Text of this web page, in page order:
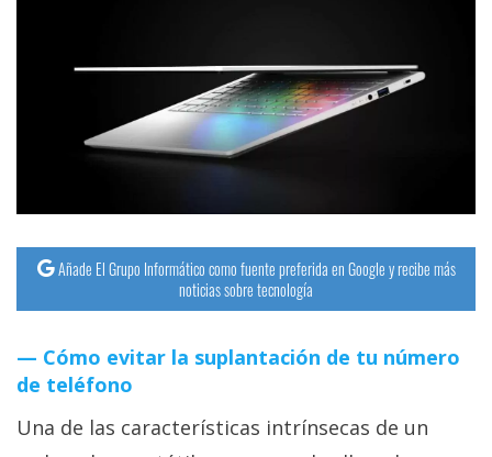
Añade El Grupo Informático como fuente preferida en Google y recibe más
noticias sobre tecnología
Cómo evitar la suplantación de tu número
de teléfono
Una de las características intrínsecas de un